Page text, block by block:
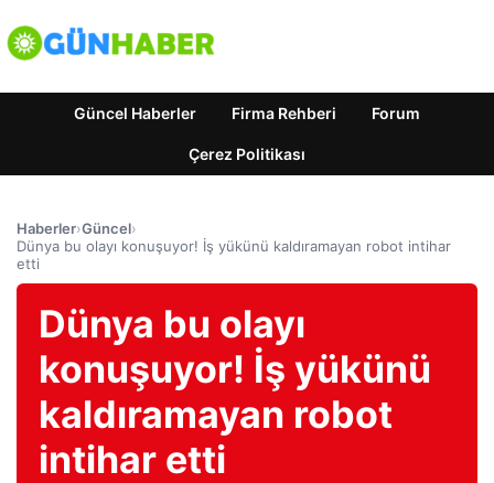
Güncel Haberler Firma Rehberi Forum
Çerez Politikası
Haberler›Güncel›
Dünya bu olayı konuşuyor! İş yükünü kaldıramayan robot intihar
etti
Dünya bu olayı
konuşuyor! İş yükünü
kaldıramayan robot
intihar etti